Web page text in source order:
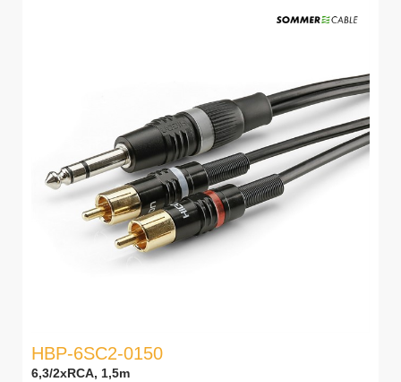
HBP-6SC2-0150
6,3/2xRCA, 1,5m